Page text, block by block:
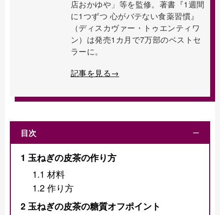
店おかゆや」等を監修。著書『1週間
に1つずつ 心がバテない食薬習慣』
（ディスカヴァー・トゥエンティワ
ン）は発売1カ月で7万部のベストセ
ラーに。
記事を見る→
目次 ー
1 玉ねぎの皮茶の作り方
1.1 材料
1.2作り方
2玉ねぎの皮茶の糖質オフポイント